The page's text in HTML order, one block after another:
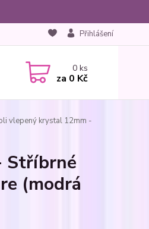
Přihlášení
0ks
za 0 Kč
vlepený krystal 12mm -
Stříbrné
(modrá